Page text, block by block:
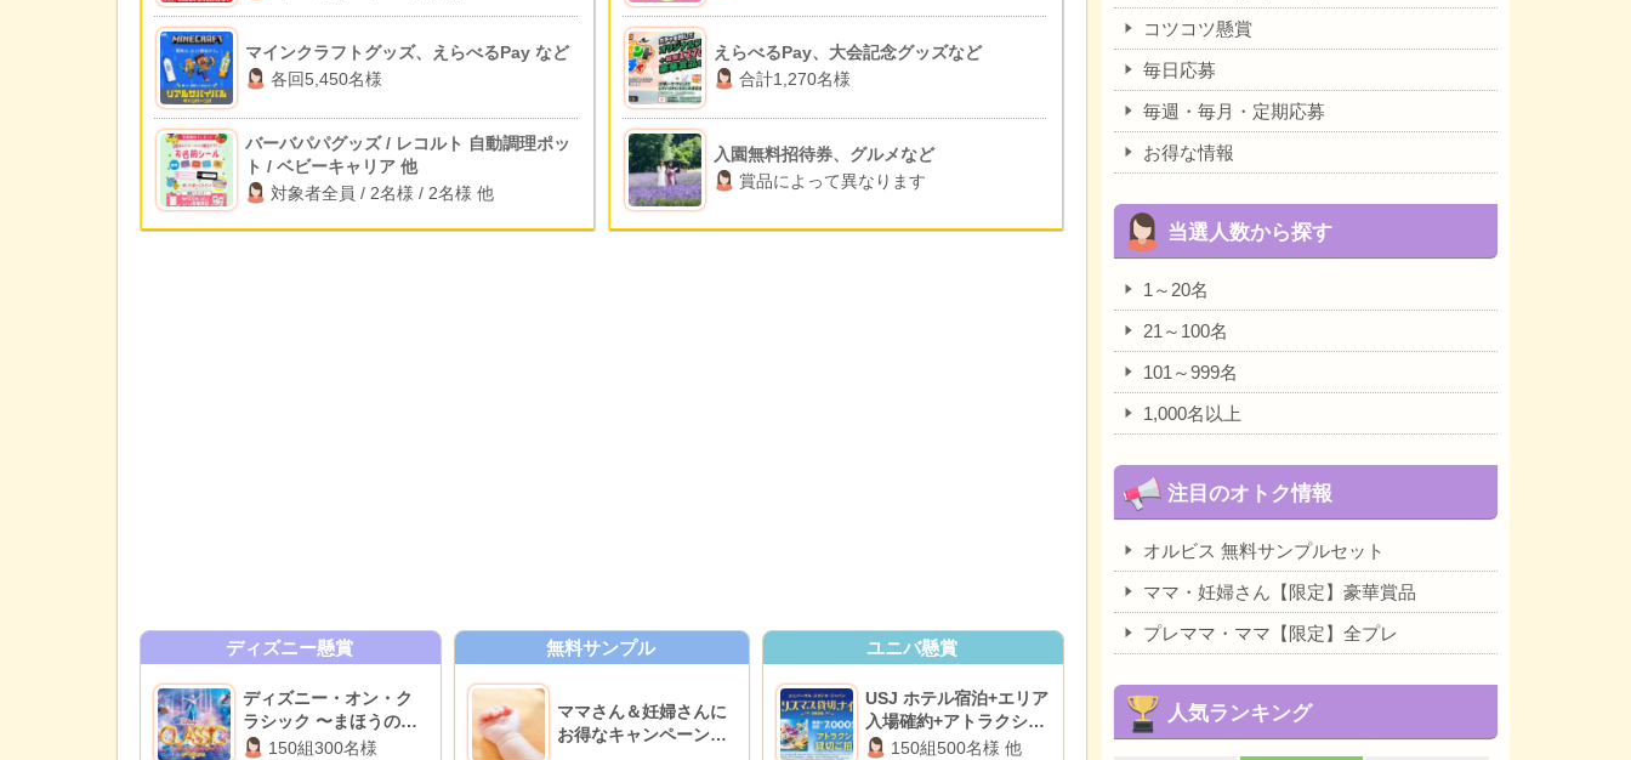
マインクラフトグッズ、えらべるPay など
各回5,450名様
バーバパパグッズ / レコルト 自動調理ポッ
ト / ベビーキャリア 他
対象者全員 / 2名様 / 2名様 他
えらべるPay、大会記念グッズなど
合計1,270名様
入園無料招待券、グルメなど
賞品によって異なります
ディズニー懸賞
ディズニー・オン・ク
ラシック 〜まほうの夜
の音楽会 2026招待券
150組300名様
無料サンプル
ママさん＆妊婦さんに
お得なキャンペーンが
ユニバ懸賞
USJ ホテル宿泊+エリア
入場確約+アトラクショ
ン貸切 他
150組500名様 他
コツコツ懸賞
毎日応募
毎週・毎月・定期応募
お得な情報
当選人数から探す
1～20名
21～100名
101～999名
1,000名以上
注目のオトク情報
オルビス 無料サンプルセット
ママ・妊婦さん【限定】豪華賞品
プレママ・ママ【限定】全プレ
人気ランキング